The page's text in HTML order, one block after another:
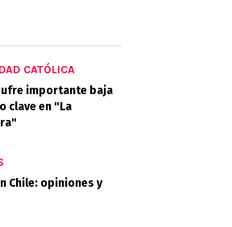
CATÓLICA
importante baja
clave en "La
Chile: opiniones y